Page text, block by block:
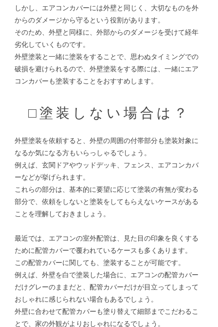
しかし、エアコンカバーには外壁と同じく、大切なものを外
からのダメージから守るという役割があります。
そのため、外壁と同様に、外部からのダメージを受けて経年
劣化していくものです。
外壁塗装と一緒に塗装をすることで、思わぬタイミングでの
破損を避けられるので、外壁塗装をする際には、一緒にエア
コンカバーも塗装することをおすすめします。
□塗装しない場合は？
外壁塗装を依頼すると、外壁の周囲の付帯部分も塗装対象に
なるか気になる方もいらっしゃるでしょう。
例えば、玄関ドアやウッドデッキ、フェンス、エアコンカバ
ーなどが挙げられます。
これらの部分は、基本的に要望に応じて塗装の有無が変わる
部分で、依頼をしないと塗装をしてもらえないケースがある
ことを理解しておきましょう。
最近では、エアコンの室外配管は、見た目の印象を良くする
ために配管カバーで覆われているケースも多くあります。
この配管カバーに関しても、塗装することが可能です。
例えば、外壁を白で塗装した場合に、エアコンの配管カバー
だけグレーのままだと、配管カバーだけが目立ってしまって
おしゃれに感じられない場合もあるでしょう。
外壁に合わせて配管カバーも塗り替えて細部までこだわるこ
とで、家の外観がよりおしゃれになるでしょう。